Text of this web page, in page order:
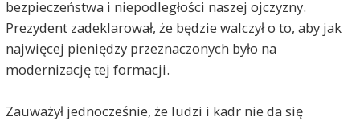
bezpieczeństwa i niepodległości naszej ojczyzny.
Prezydent zadeklarował, że będzie walczył o to, aby jak
najwięcej pieniędzy przeznaczonych było na
modernizację tej formacji.
Zauważył jednocześnie, że ludzi i kadr nie da się